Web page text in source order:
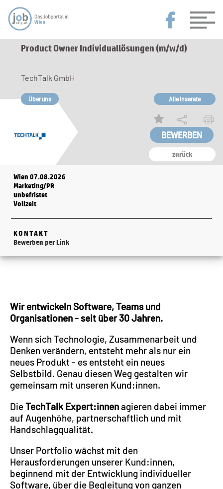
Product Owner Individuallösungen (m/w/d)
zurück
TechTalk GmbH
Über uns Alle Inserate
Wien 07.08.2026
Marketing/PR
unbefristet
Vollzeit
KONTAKT
Bewerben per Link
Wir entwickeln Software, Teams und
Organisationen - seit über 30 Jahren.
Wenn sich Technologie, Zusammenarbeit und
Denken verändern, entsteht mehr als nur ein
neues Produkt - es entsteht ein neues
Selbstbild. Genau diesen Weg gestalten wir
gemeinsam mit unseren Kund:innen.
DieTechTalk Expert:innenagieren dabei immer
auf Augenhöhe, partnerschaftlich und mit
Handschlagqualität.
Unser Portfolio wächst mit den
Herausforderungen unserer Kund:innen,
beginnend mit der Entwicklung individueller
Software, über die Begleitung von ganzen